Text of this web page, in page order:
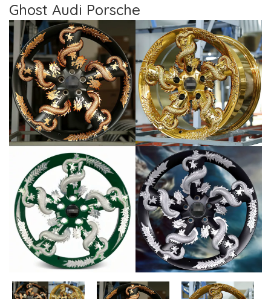
hệ
MUA
NHIỀU
NHẤT
KIA
TOYOTA
HONDA
MAZDA
SUBARU
CHEVROLET
NISSAN
VOLKSWAGEN
MERCEDES
HYUNDAI
FORD
Ghost Audi Porsche